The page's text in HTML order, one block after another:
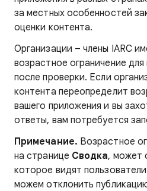
за местных особенностей
оценки контента.
Организации – члены IARC
возрастное ограничение
после проверки. Если
контента переопределит
вашего приложения и вы
ответы, вам потребуется
Примечание. Возрастное
на странице Сводка, может
которое видят
можем отклонить